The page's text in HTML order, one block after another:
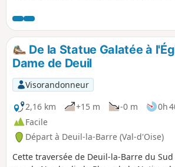
parcourt divers sentiers de la forêt, à
centenaires.
De la Statue Galatée à
Dame de Deuil
Visorandonneur
2,16 km
+15 m -0 m
0h
Facile
Départ à Deuil-la-Barre (Val-d'Oise)
Cette traversée de Deuil-la-Barre du Sud